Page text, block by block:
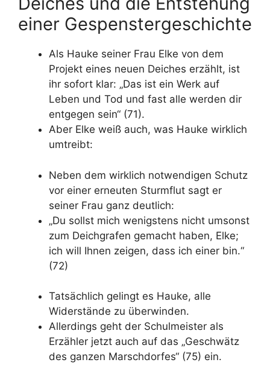
einer Gespenstergeschichte
Als Hauke seiner Frau Elke von dem
Projekt eines neuen Deiches erzählt, ist
ihr sofort klar: „Das ist ein Werk auf
Leben und Tod und fast alle werden dir
entgegen sein“ (71).
Aber Elke weiß auch, was Hauke wirklich
umtreibt:
Neben dem wirklich notwendigen Schutz
vor einer erneuten Sturmflut sagt er
seiner Frau ganz deutlich:
„Du sollst mich wenigstens nicht umsonst
zum Deichgrafen gemacht haben, Elke;
ich will Ihnen zeigen, dass ich einer bin.“
(72)
Tatsächlich gelingt es Hauke, alle
Widerstände zu überwinden.
Allerdings geht der Schulmeister als
Erzähler jetzt auch auf das „Geschwätz
des ganzen Marschdorfes“ (75) ein.